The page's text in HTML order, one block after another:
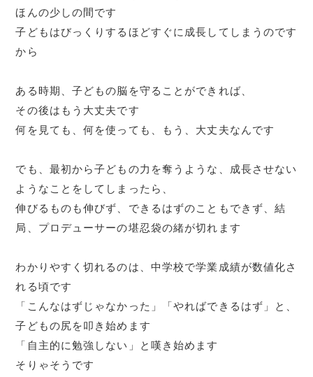
ほんの少しの間です
子どもはびっくりするほどすぐに成長してしまうのです
から
ある時期、子どもの脳を守ることができれば、
その後はもう大丈夫です
何を見ても、何を使っても、もう、大丈夫なんです
でも、最初から子どもの力を奪うような、成長させない
ようなことをしてしまったら、
伸びるものも伸びず、できるはずのこともできず、結
局、プロデューサーの堪忍袋の緒が切れます
わかりやすく切れるのは、中学校で学業成績が数値化さ
れる頃です
「こんなはずじゃなかった」「やればできるはず」と、
子どもの尻を叩き始めます
「自主的に勉強しない」と嘆き始めます
そりゃそうです